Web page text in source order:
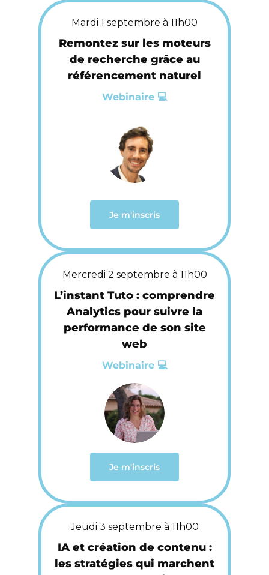
Mardi 1 septembre à 11h00
Remontez sur les moteurs
de recherche grâce au
référencement naturel
Webinaire 💻
Je m'inscris
Mercredi 2 septembre à 11h00
L’instant Tuto : comprendre
Analytics pour suivre la
performance de son site
web
Webinaire 💻
Je m'inscris
Jeudi 3 septembre à 11h00
IA et création de contenu :
les stratégies qui marchent